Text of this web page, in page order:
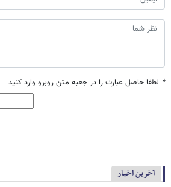
* لطفا حاصل عبارت را در جعبه متن روبرو وارد کنید
آخرین اخبار